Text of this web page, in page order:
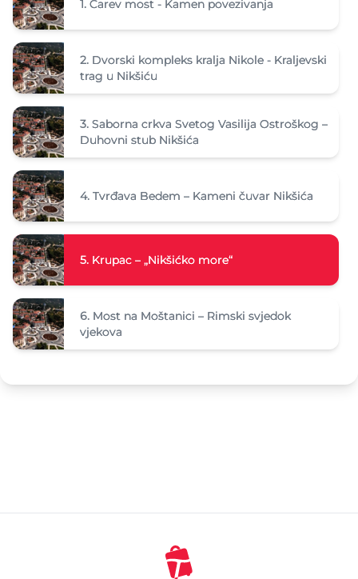
1. Carev most - Kamen povezivanja
2. Dvorski kompleks kralja Nikole - Kraljevski
trag u Nikšiću
3. Saborna crkva Svetog Vasilija Ostroškog –
Duhovni stub Nikšića
4. Tvrđava Bedem – Kameni čuvar Nikšića
5. Krupac – „Nikšićko more“
6. Most na Moštanici – Rimski svjedok
vjekova